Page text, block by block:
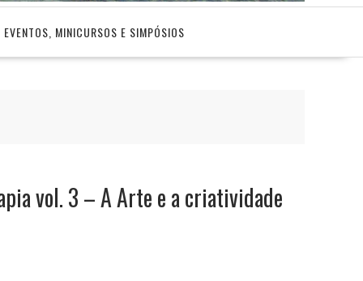
EVENTOS, MINICURSOS E SIMPÓSIOS
vol. 3 – A Arte e a criatividade